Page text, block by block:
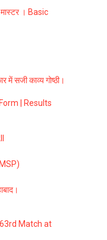
। Basic
में सजी काव्य गोष्ठी।
| Results
Match at